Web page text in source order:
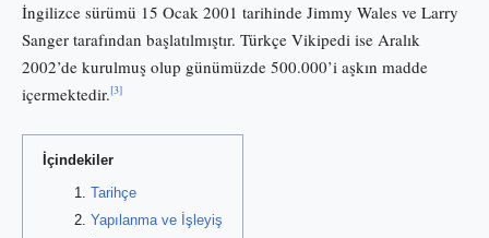
İngilizce sürümü 15 Ocak 2001 tarihinde Jimmy Wales ve Larry
Sanger tarafından başlatılmıştır. Türkçe Vikipedi ise Aralık
2002’de kurulmuş olup günümüzde 500.000’i aşkın madde
içermektedir.[3]
İçindekiler
Tarihçe
Yapılanma ve İşleyiş